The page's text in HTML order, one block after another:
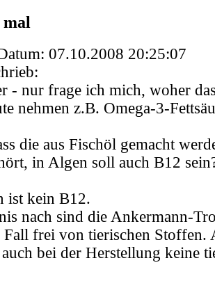
07.10.2008 20:25:07
- nur frage ich mich, woher
nehmen z.B. Omega-3-
die aus Fischöl gemacht
in Algen soll auch B12
ist kein B12.
nach sind die Ankermann-
Fall frei von tierischen Stoffen.
bei der Herstellung keine